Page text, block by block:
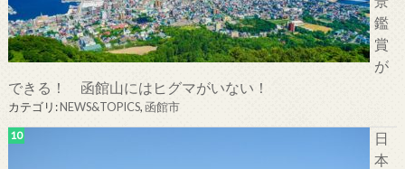
鑑
賞
が
できる！ 函館山にはヒグマがいない！
カテゴリ:NEWS&TOPICS,函館市
日
本